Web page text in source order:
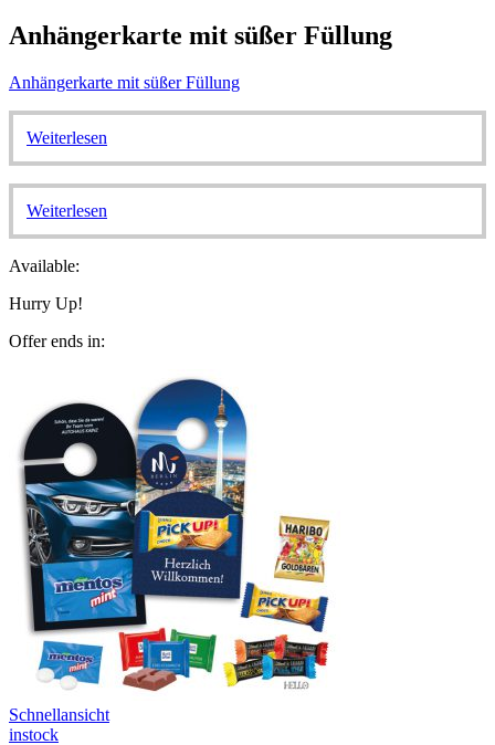
Anhängerkarte mit süßer Füllung
Anhängerkarte mit süßer Füllung
Weiterlesen
Weiterlesen
Available:
Hurry Up!
Offer ends in:
Schnellansicht
instock